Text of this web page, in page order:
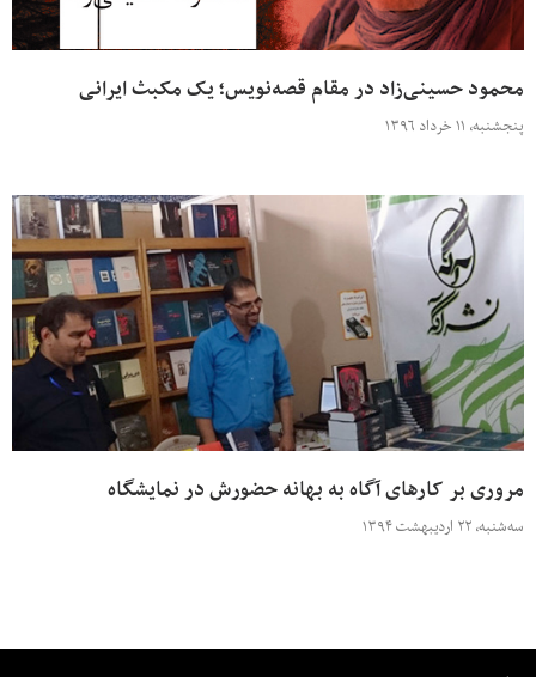
محمود حسینی‌زاد در مقام قصه‌نویس؛ یک مکبث ایرانی
پنجشنبه، ۱۱ خرداد ۱۳۹۶
مروری بر کارهای آگاه به بهانه حضورش در نمایشگاه
سه‌شنبه، ۲۲ اردیبهشت ۱۳۹۴